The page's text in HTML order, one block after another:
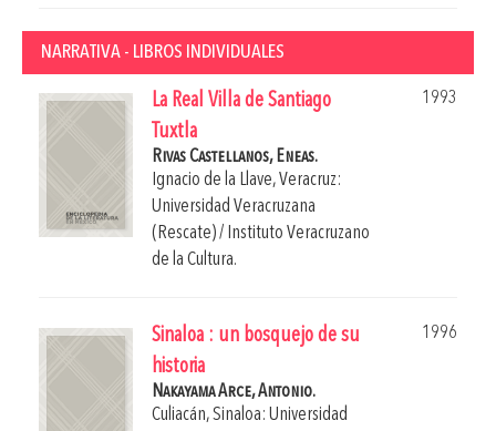
NARRATIVA - LIBROS INDIVIDUALES
La Real Villa de Santiago
Tuxtla
1993
Rivas Castellanos, Eneas.
Ignacio de la Llave, Veracruz:
Universidad Veracruzana
(Rescate) / Instituto Veracruzano
de la Cultura.
Sinaloa : un bosquejo de su
historia
1996
Nakayama Arce, Antonio.
Culiacán, Sinaloa: Universidad